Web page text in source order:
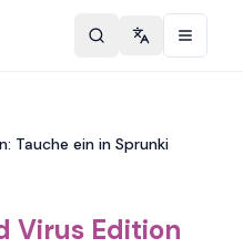
Change
Tauche ein in Sprunki
Virus Edition